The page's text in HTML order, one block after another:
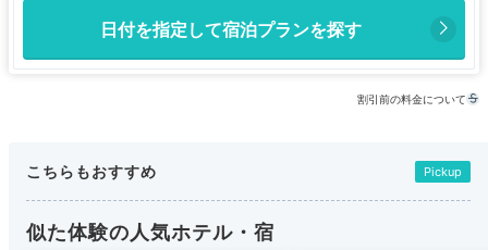
日付を指定して宿泊プランを探す
割引前の料金について
こちらもおすすめ Pickup
似た体験の人気ホテル・宿